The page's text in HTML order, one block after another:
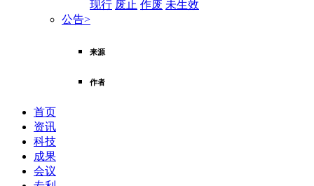
现行 废止 作废 未生效
公告>
来源
作者
首页
资讯
科技
成果
会议